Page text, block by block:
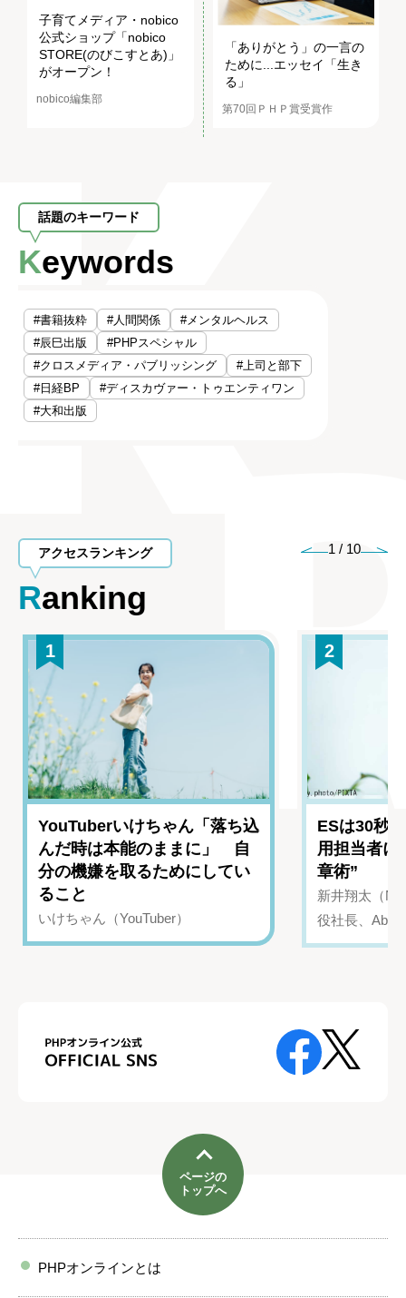
子育てメディア・nobico
公式ショップ「nobico
STORE(のびこすとあ)」
がオープン！
nobico編集部
「ありがとう」の一言の
ために...エッセイ「生き
る」
第70回ＰＨＰ賞受賞作
話題のキーワード
Keywords
#書籍抜粋 #人間関係
#メンタルヘルス
#辰巳出版
#PHPスペシャル
#クロスメディア・パブリッシング
#上司と部下
#日経BP
#ディスカヴァー・トゥエンティワン
#大和出版
アクセスランキング
Ranking
1 / 10
1
YouTuberいけちゃん「落ち込
んだ時は本能のままに」 自
分の機嫌を取るためにしてい
ること
いけちゃん（YouTuber）
2
ESは30秒
用担当者に
章術”
新井翔太（
役社長、
ページの
トップへ
PHPオンラインとは